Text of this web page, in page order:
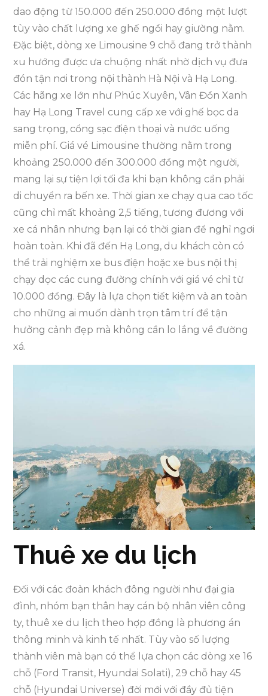
dao động từ 150.000 đến 250.000 đồng một lượt
tùy vào chất lượng xe ghế ngồi hay giường nằm.
Đặc biệt, dòng xe Limousine 9 chỗ đang trở thành
xu hướng được ưa chuộng nhất nhờ dịch vụ đưa
đón tận nơi trong nội thành Hà Nội và Hạ Long.
Các hãng xe lớn như Phúc Xuyên, Vân Đồn Xanh
hay Hạ Long Travel cung cấp xe với ghế bọc da
sang trọng, cổng sạc điện thoại và nước uống
miễn phí. Giá vé Limousine thường nằm trong
khoảng 250.000 đến 300.000 đồng một người,
mang lại sự tiện lợi tối đa khi bạn không cần phải
di chuyển ra bến xe. Thời gian xe chạy qua cao tốc
cũng chỉ mất khoảng 2,5 tiếng, tương đương với
xe cá nhân nhưng bạn lại có thời gian để nghỉ ngơi
hoàn toàn. Khi đã đến Hạ Long, du khách còn có
thể trải nghiệm xe bus điện hoặc xe bus nội thị
chạy dọc các cung đường chính với giá vé chỉ từ
10.000 đồng. Đây là lựa chọn tiết kiệm và an toàn
cho những ai muốn dành trọn tâm trí để tận
hưởng cảnh đẹp mà không cần lo lắng về đường
xá.
Thuê xe du lịch
Đối với các đoàn khách đông người như đại gia
đình, nhóm bạn thân hay cán bộ nhân viên công
ty, thuê xe du lịch theo hợp đồng là phương án
thông minh và kinh tế nhất. Tùy vào số lượng
thành viên mà bạn có thể lựa chọn các dòng xe 16
chỗ (Ford Transit, Hyundai Solati), 29 chỗ hay 45
chỗ (Hyundai Universe) đời mới với đầy đủ tiện